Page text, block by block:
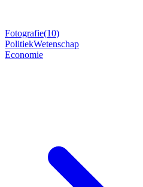
Fotografie(10)
PolitiekWetenschap
Economie